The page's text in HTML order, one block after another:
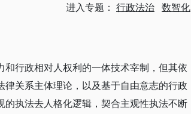
进入专题： 行政法治 数智化
行政相对人权利的一体技术宰制，但其依
关系主体理论，以及基于自由意志的行政
执法去人格化逻辑，契合主观性执法不断